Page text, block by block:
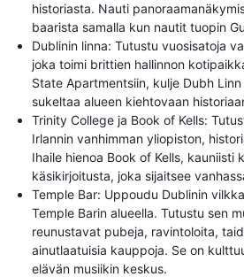
historiasta. Nauti
baarista samalla kun nautit tuopin
Dublinin linna: Tutustu vuosisatoja
joka toimi brittien hallinnon
State Apartmentsiin, kulje Dubh
sukeltaa alueen kiehtovaan
Trinity College ja Book of Kells:
Irlannin vanhimman yliopiston,
Ihaile hienoa Book of Kells, kauniisti
käsikirjoitusta, joka sijaitsee
Temple Bar: Uppoudu Dublinin
Temple Barin alueella. Tutustu sen
reunustavat pubeja, ravintoloita,
ainutlaatuisia kauppoja. Se on
elävän musiikin keskus.